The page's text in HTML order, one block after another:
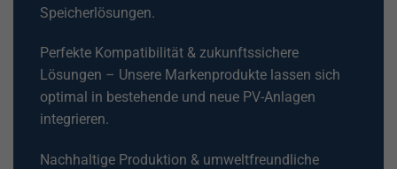
Speicherlösungen.
Perfekte Kompatibilität & zukunftssichere
Lösungen – Unsere Markenprodukte lassen sich
optimal in bestehende und neue PV-Anlagen
integrieren.
Nachhaltige Produktion & umweltfreundliche